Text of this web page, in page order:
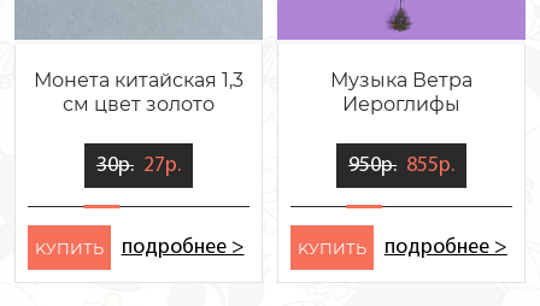
Монета китайская 1,3
см цвет золото
30р. 27р.
KУПИТЬ подробнее >
Музыка Ветра
Иероглифы
950р. 855р.
KУПИТЬ подробнее >